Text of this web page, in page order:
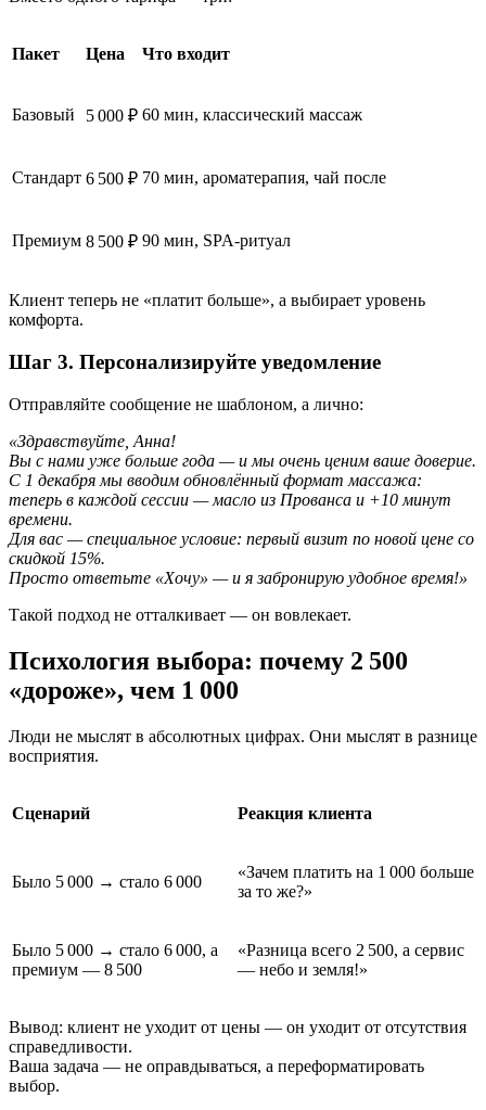
Пакет Цена Что входит
Базовый 5 000 ₽ 60 мин, классический массаж
Стандарт 6 500 ₽ 70 мин, ароматерапия, чай после
Премиум 8 500 ₽ 90 мин, SPA-ритуал
Клиент теперь не «платит больше», а выбирает уровень
комфорта.
Шаг 3. Персонализируйте уведомление
Отправляйте сообщение не шаблоном, а лично:
«Здравствуйте, Анна!
Вы с нами уже больше года — и мы очень ценим ваше доверие.
С 1 декабря мы вводим обновлённый формат массажа:
теперь в каждой сессии — масло из Прованса и +10 минут
времени.
Для вас — специальное условие: первый визит по новой цене со
скидкой 15%.
Просто ответьте «Хочу» — и я забронирую удобное время!»
Такой подход не отталкивает — он вовлекает.
Психология выбора: почему 2 500
«дороже», чем 1 000
Люди не мыслят в абсолютных цифрах. Они мыслят в разнице
восприятия.
Сценарий Реакция клиента
Было 5 000 → стало 6 000
«Зачем платить на 1 000 больше
за то же?»
Было 5 000 → стало 6 000, а
премиум — 8 500
«Разница всего 2 500, а сервис
— небо и земля!»
Вывод: клиент не уходит от цены — он уходит от отсутствия
справедливости.
Ваша задача — не оправдываться, а переформатировать
выбор.